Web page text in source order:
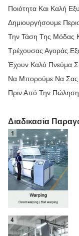
Ποιότητα Και Καλή
Δημιουργήσουμε
Την Τάση Της Μόδας
Τρέχουσας
Έχουν Καλό Πνεύμα
Να Μπορούμε Να Σας
Πριν Από Την
Διαδικασία